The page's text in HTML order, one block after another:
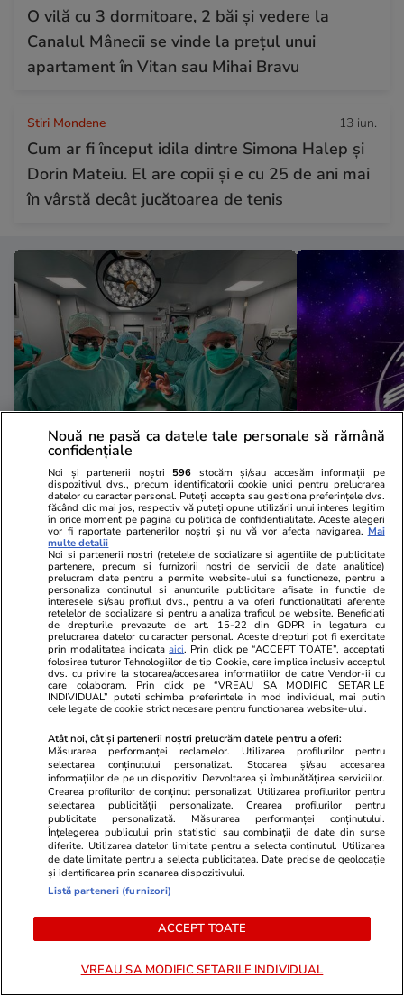
O vilă cu 3 dormitoare, 2 băi și vedere la
Canalul Mânecii se vinde la prețul unui
apartament în Vitan sau Mihai Bravu
Stiri Mondene 13 iun.
Cum ar fi început idila dintre Simona Halep și
Dorin Mateiu. El are copii și e cu 25 de ani mai
în vârstă decât jucătoarea de tenis
Sănătate și Fitness
Primul transplant de inimă făcut
la Iași. Cine sunt medicii care au
scris istorie
Horoscop
Balanțele
informații
neoficiale,
Horoscop 11 iul.
Horoscop 12 iulie 2026.
Balanțele nu trebuie să
cerceteze informații care ajung
la ei pe căi neoficiale, din gură
în gură
Lifestyle 08 iul.
Ce este oțetul de orez și în ce
Nouă ne pasă ca datele tale personale să rămână
confidențiale
Noi și partenerii noștri 596 stocăm și/sau accesăm informații pe
dispozitivul dvs., precum identificatorii cookie unici pentru prelucrarea
datelor cu caracter personal. Puteți accepta sau gestiona preferințele dvs.
făcând clic mai jos, respectiv vă puteți opune utilizării unui interes legitim
în orice moment pe pagina cu politica de confidențialitate. Aceste alegeri
vor fi raportate partenerilor noștri și nu vă vor afecta navigarea. Mai
multe detalii
Noi si partenerii nostri (retelele de socializare si agentiile de publicitate
partenere, precum si furnizorii nostri de servicii de date analitice)
prelucram date pentru a permite website-ului sa functioneze, pentru a
personaliza continutul si anunturile publicitare afisate in functie de
interesele si/sau profilul dvs., pentru a va oferi functionalitati aferente
retelelor de socializare si pentru a analiza traficul pe website. Beneficiati
de drepturile prevazute de art. 15-22 din GDPR in legatura cu
prelucrarea datelor cu caracter personal. Aceste drepturi pot fi exercitate
prin modalitatea indicataaici. Prin click pe “ACCEPT TOATE”, acceptati
folosirea tuturor Tehnologiilor de tip Cookie, care implica inclusiv acceptul
dvs. cu privire la stocarea/accesarea informatiilor de catre Vendor-ii cu
care colaboram. Prin click pe “VREAU SA MODIFIC SETARILE
INDIVIDUAL” puteti schimba preferintele in mod individual, mai putin
cele legate de cookie strict necesare pentru functionarea website-ului.
Atât noi, cât și partenerii noștri prelucrăm datele pentru a oferi:
Măsurarea performanței reclamelor. Utilizarea profilurilor pentru
selectarea conținutului personalizat. Stocarea și/sau accesarea
informațiilor de pe un dispozitiv. Dezvoltarea și îmbunătățirea serviciilor.
Crearea profilurilor de conținut personalizat. Utilizarea profilurilor pentru
selectarea publicității personalizate. Crearea profilurilor pentru
publicitate personalizată. Măsurarea performanței conținutului.
Înțelegerea publicului prin statistici sau combinații de date din surse
diferite. Utilizarea datelor limitate pentru a selecta conținutul. Utilizarea
de date limitate pentru a selecta publicitatea. Date precise de geolocație
și identificarea prin scanarea dispozitivului.
Listă parteneri (furnizori)
ACCEPT TOATE
VREAU SA MODIFIC SETARILE INDIVIDUAL